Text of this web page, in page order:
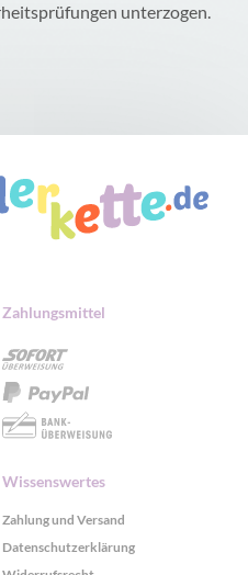
unterzogen.
Zahlungsmittel
Wissenswertes
Zahlung und Versand
Datenschutzerklärung